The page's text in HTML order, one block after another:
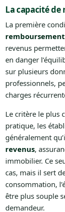
La capacité
La première
remboursement
revenus
en danger
sur plusieurs
professionnels,
charges
Le critère le plus
pratique, les
généralement
revenus,
immobilier. Ce
cas, mais il sert
consommation,
être plus souple
demandeur.